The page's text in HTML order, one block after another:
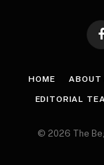
HOME ABOUT
EDITORIAL
© 2026 The